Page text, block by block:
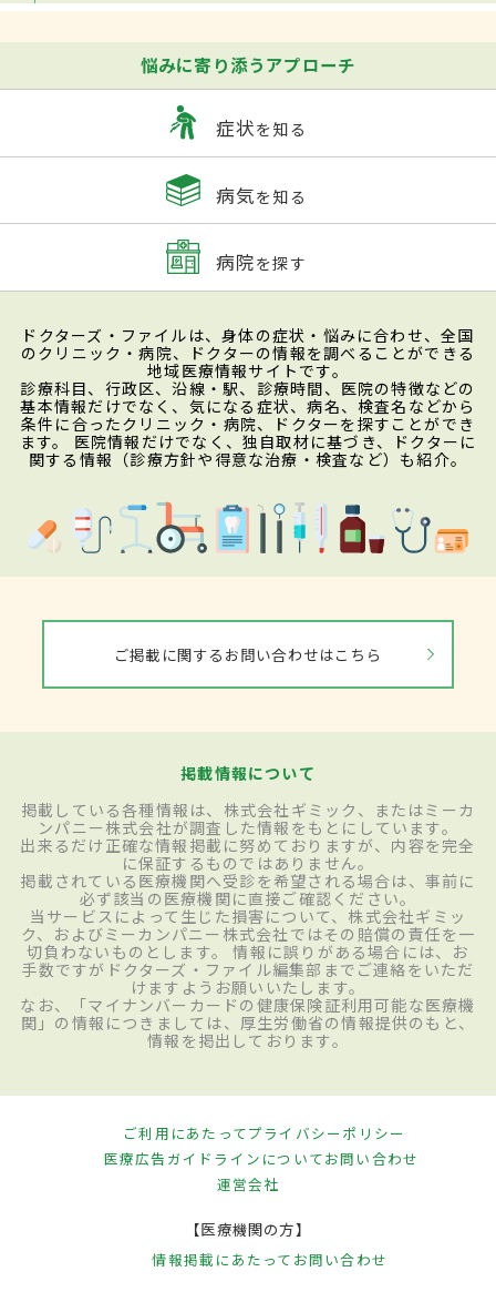
悩みに寄り添うアプローチ
症状を知る
病気を知る
病院を探す
ドクターズ・ファイルは、身体の症状・悩みに合わせ、全国
のクリニック・病院、ドクターの情報を調べることができる
地域医療情報サイトです。
診療科目、行政区、沿線・駅、診療時間、医院の特徴などの
基本情報だけでなく、気になる症状、病名、検査名などから
条件に合ったクリニック・病院、ドクターを探すことができ
ます。 医院情報だけでなく、独自取材に基づき、ドクターに
関する情報（診療方針や得意な治療・検査など）も紹介。
ご掲載に関するお問い合わせはこちら
掲載情報について
掲載している各種情報は、株式会社ギミック、またはミーカ
ンパニー株式会社が調査した情報をもとにしています。
出来るだけ正確な情報掲載に努めておりますが、内容を完全
に保証するものではありません。
掲載されている医療機関へ受診を希望される場合は、事前に
必ず該当の医療機関に直接ご確認ください。
当サービスによって生じた損害について、株式会社ギミッ
ク、およびミーカンパニー株式会社ではその賠償の責任を一
切負わないものとします。 情報に誤りがある場合には、お
手数ですがドクターズ・ファイル編集部までご連絡をいただ
けますようお願いいたします。
なお、「マイナンバーカードの健康保険証利用可能な医療機
関」の情報につきましては、厚生労働省の情報提供のもと、
情報を掲出しております。
ご利用にあたってプライバシーポリシー
医療広告ガイドラインについてお問い合わせ
運営会社
【医療機関の方】
情報掲載にあたって お問い合わせ